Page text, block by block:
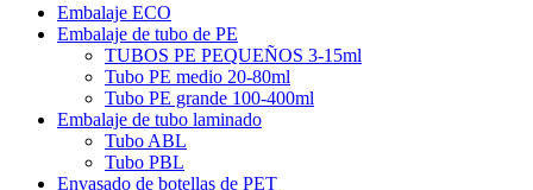
Embalaje ECO
Embalaje de tubo de PE
TUBOS PE PEQUEÑOS 3-15ml
Tubo PE medio 20-80ml
Tubo PE grande 100-400ml
Embalaje de tubo laminado
Tubo ABL
Tubo PBL
Envasado de botellas de PET